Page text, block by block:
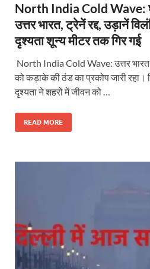
North India Cold Wave:
उत्तर भारत, ट्रेनें रद्द, उड़ानें
दृश्यता शून्य मीटर तक गिर गई
North India Cold Wave: उत्तर भारत
को कड़ाके की ठंड का प्रकोप जारी रहा।
दृश्यता ने शहरों में जीवन को …
READ MORE